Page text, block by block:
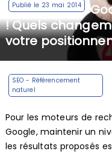
Publié le 23 mai 2014
Panda 4.0 de
! Quels
votre
SEO - Référencement
naturel
Pour les moteurs de
Google, maintenir un
les résultats proposés